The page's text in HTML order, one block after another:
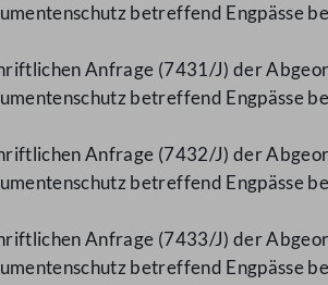
betreffend Engpässe
Anfrage (7431/J) der
betreffend Engpässe
Anfrage (7432/J) der
betreffend Engpässe
Anfrage (7433/J) der
betreffend Engpässe